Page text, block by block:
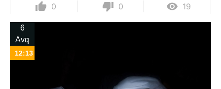
thumb_up 0 thumb_down 0  19
6
Avq
12:13